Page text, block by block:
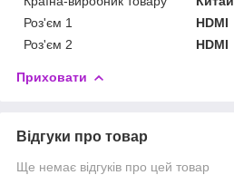
Роз'єм 1
HDMI
Роз'єм 2
HDMI
Приховати
Відгуки про товар
Ще немає відгуків про цей товар